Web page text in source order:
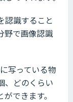
認識すること
野で画像認識
写っている物
、どのくらい
できます。